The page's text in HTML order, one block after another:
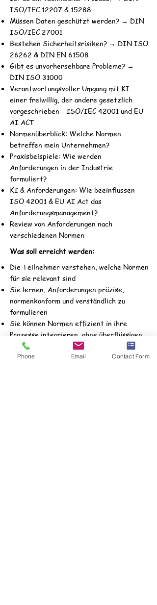
ISO/IEC 12207 & 15288
Müssen Daten geschützt werden? → DIN
ISO/IEC 27001
Bestehen Sicherheitsrisiken? → DIN ISO
26262 & DIN EN 61508
Gibt es unvorhersehbare Probleme? →
DIN ISO 31000
Verantwortungsvoller Umgang mit KI –
einer freiwillig, der andere gesetzlich
vorgeschrieben - ISO/IEC 42001 und EU
AI ACT
Normenüberblick: Welche Normen
betreffen mein Unternehmen?
Praxisbeispiele: Wie werden
Anforderungen in der Industrie
formuliert?
KI & Anforderungen: Wie beeinflussen
ISO 42001 & EU AI Act das
Anforderungsmanagement?
Review von Anforderungen nach
verschiedenen Normen
Was soll erreicht werden:
Die Teilnehmer verstehen, welche Normen
für sie relevant sind
Sie lernen, Anforderungen präzise,
normenkonform und verständlich zu
formulieren
Sie können Normen effizient in ihre
Prozesse integrieren, ohne überflüssigen
Aufwand zu
Die Teilnehmer erhalten:
Phone Email Contact Form